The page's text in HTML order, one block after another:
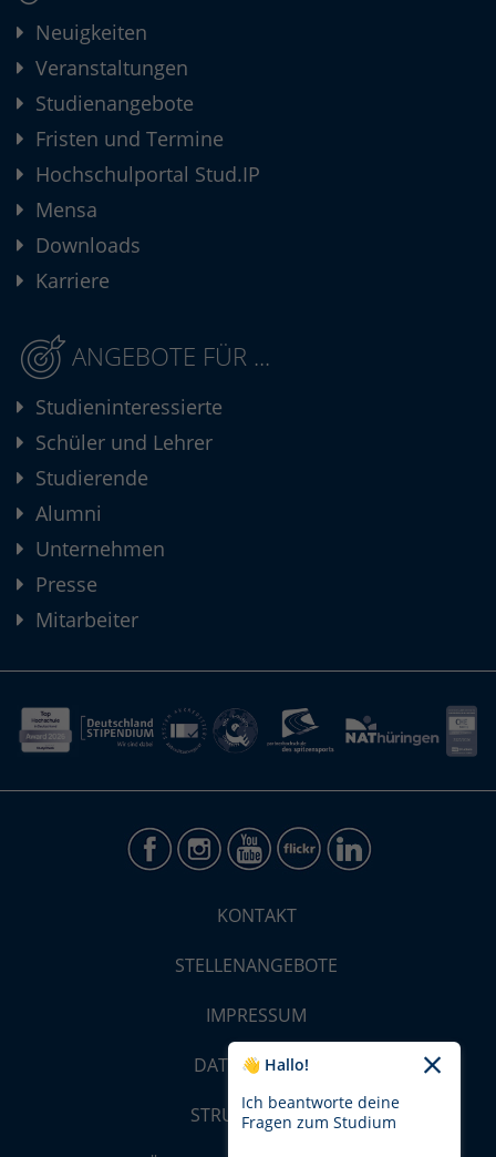
Neuigkeiten
Veranstaltungen
Studienangebote
Fristen und Termine
Hochschulportal Stud.IP
Mensa
Downloads
Karriere
ANGEBOTE FÜR ...
Studieninteressierte
Schüler und Lehrer
Studierende
Alumni
Unternehmen
Presse
Mitarbeiter
KONTAKT
STELLENANGEBOTE
IMPRESSUM
DATENSCHUTZ
STRUKTUR-MAP
👋 Hallo!
Ich beantworte deine
Fragen zum Studium